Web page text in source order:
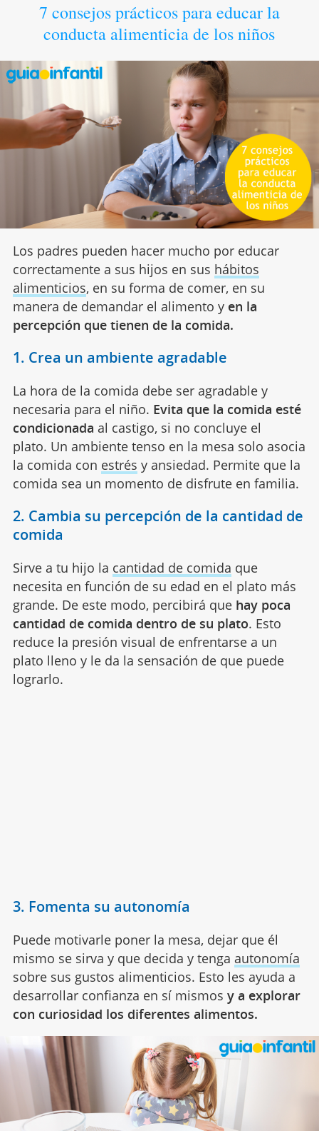
7 consejos prácticos para educar la
conducta alimenticia de los niños
Los padres pueden hacer mucho por educar
correctamente a sus hijos en sus hábitos
alimenticios, en su forma de comer, en su
manera de demandar el alimento yen la
percepción que tienen de la comida.
1. Crea un ambiente agradable
La hora de la comida debe ser agradable y
necesaria para el niño. Evita que la comida esté
condicionada al castigo, si no concluye el
plato. Un ambiente tenso en la mesa solo asocia
la comida con estrés y ansiedad. Permite que la
comida sea un momento de disfrute en familia.
2. Cambia su percepción de la cantidad de
comida
Sirve a tu hijo la cantidad de comida que
necesita en función de su edad en el plato más
grande. De este modo, percibirá que hay poca
cantidad de comida dentro de su plato. Esto
reduce la presión visual de enfrentarse a un
plato lleno y le da la sensación de que puede
lograrlo.
3. Fomenta su autonomía
Puede motivarle poner la mesa, dejar que él
mismo se sirva y que decida y tenga autonomía
sobre sus gustos alimenticios. Esto les ayuda a
desarrollar confianza en sí mismos y a explorar
con curiosidad los diferentes alimentos.